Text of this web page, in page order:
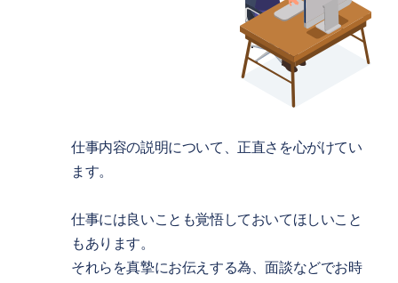
仕事内容の説明について、正直さを心がけてい
ます。
仕事には良いことも覚悟しておいてほしいこと
もあります。
それらを真摯にお伝えする為、面談などでお時